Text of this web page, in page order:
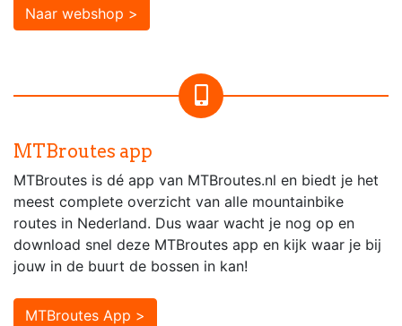
Naar webshop >
MTBroutes app
MTBroutes is dé app van MTBroutes.nl en biedt je het
meest complete overzicht van alle mountainbike
routes in Nederland. Dus waar wacht je nog op en
download snel deze MTBroutes app en kijk waar je bij
jouw in de buurt de bossen in kan!
MTBroutes App >